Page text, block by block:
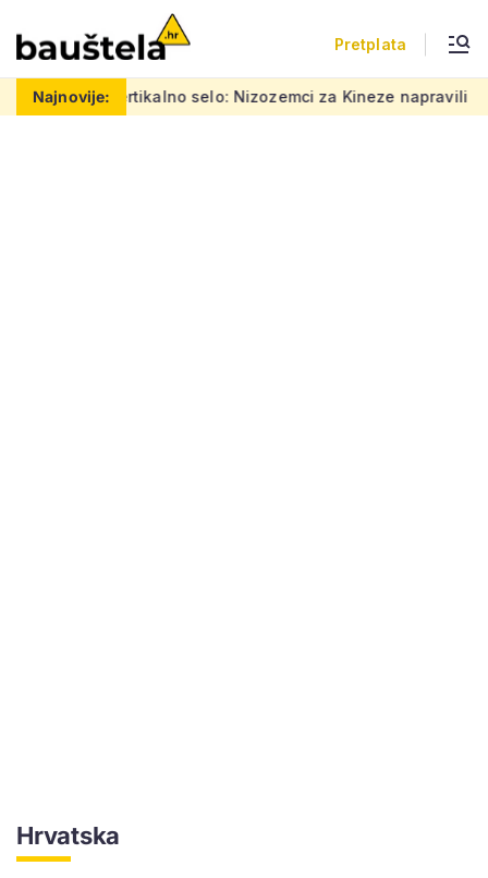
Pretplata
Najnovije:
vertikalno selo: Nizozemci za Kineze napravili zgradu
Hrvatska